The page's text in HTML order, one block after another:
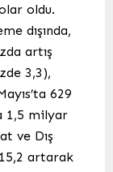
oldu.
dışında,
artış
3,3),
629
1,5 milyar
ve Dış
artarak